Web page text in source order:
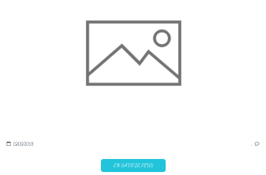
15/03/2018 …
EN SAVOIR PLUS